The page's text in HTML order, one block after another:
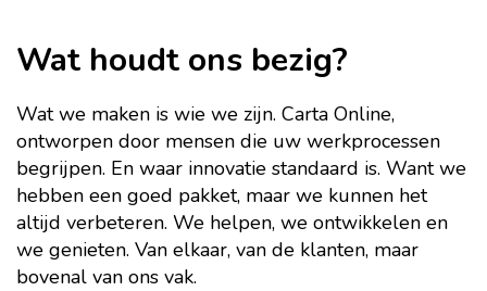
Wat houdt ons bezig?
Wat we maken is wie we zijn. Carta Online,
ontworpen door mensen die uw werkprocessen
begrijpen. En waar innovatie standaard is. Want we
hebben een goed pakket, maar we kunnen het
altijd verbeteren. We helpen, we ontwikkelen en
we genieten. Van elkaar, van de klanten, maar
bovenal van ons vak.